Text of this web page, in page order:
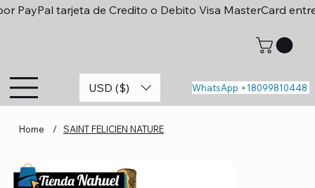
PayPal tarjeta de Credito o Debito Visa MasterCard
USD ($) WhatsApp +18099810448
Home / SAINT FELICIEN NATURE